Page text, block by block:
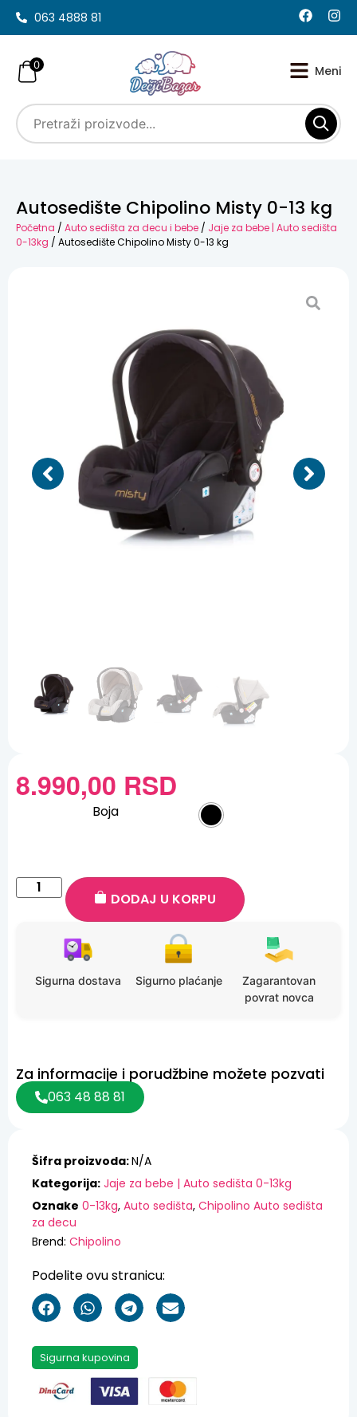
063 4888 81
0
Autosedište Chipolino Misty 0-13 kg
Početna / Auto sedišta za decu i bebe / Jaje za bebe | Auto sedišta
0-13kg / Autosedište Chipolino Misty 0-13 kg
Šifra proizvoda:N/A
Kategorija: Jaje za bebe | Auto sedišta 0-13kg
Oznake 0-13kg, Auto sedišta, Chipolino Auto sedišta
za decu
Brend: Chipolino
Podelite ovu stranicu:
Sigurna kupovina
8.990,00 RSD
Boja
DODAJ U KORPU
Sigurna dostava Sigurno plaćanje
Zagarantovan
povrat novca
Za informacije i porudžbine možete pozvati
063 48 88 81